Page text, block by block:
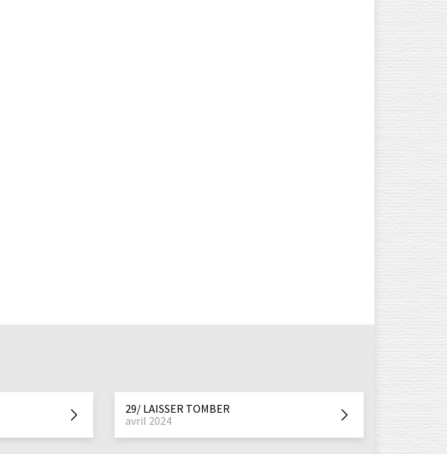
29/ LAISSER TOMBER
avril 2024